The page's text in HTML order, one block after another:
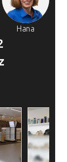
Hana